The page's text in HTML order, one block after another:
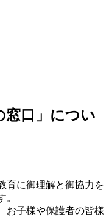
窓口」につい
育に御理解と御協力を
。
お子様や保護者の皆様